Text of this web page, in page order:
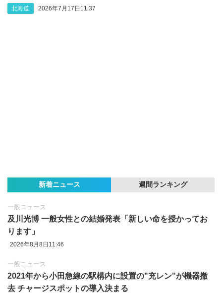
北海道 2026年7月17日11:37
新着ニュース 週間ランキング
一般ニュース
及川光博 一般女性との結婚発表「新しい命を授かってお
ります」
2026年8月8日11:46
一般ニュース
2021年から小田急線の駅構内に設置の"充レン"が機器撤
去 チャージスポットの導入決まる